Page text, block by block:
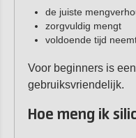
de juiste
zorgvuldig mengt
voldoende tijd
Voor beginners is
gebruiksvriendelijk.
Hoe meng ik